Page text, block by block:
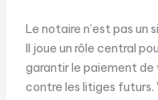
Le notaire n’est pas un
Il joue un rôle central
garantir le paiement
contre les litiges futurs.